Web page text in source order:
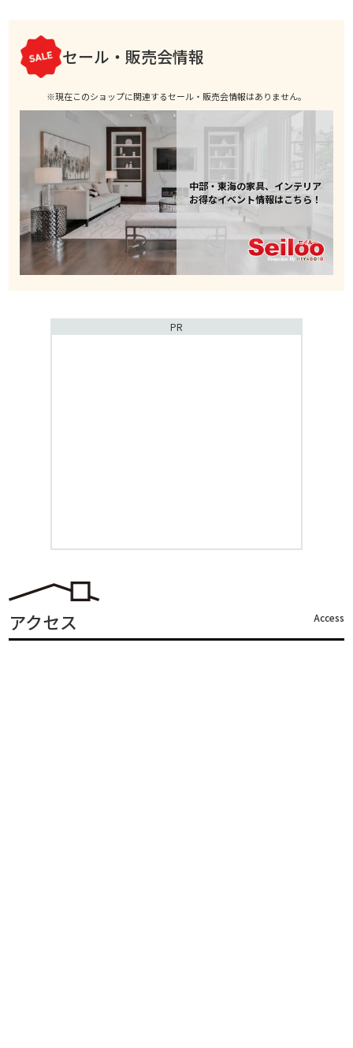
セール・販売会情報
※現在このショップに関連するセール・販売会情報はありません。
中部・東海の家具、インテリア
お得なイベント情報はこちら！
PR
アクセス Access